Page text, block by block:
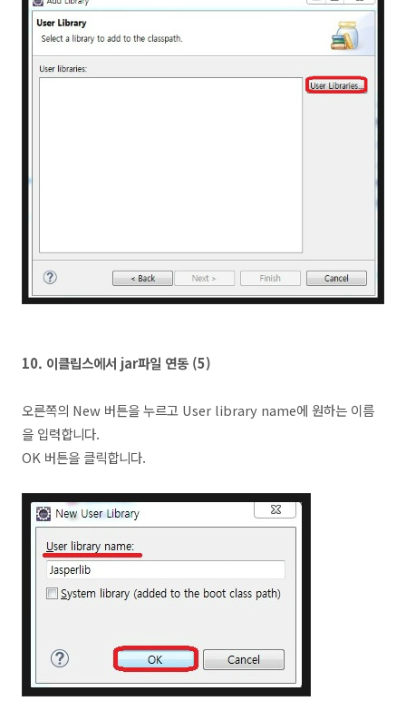
10. 이클립스에서 jar파일 연동 (5)
오른쪽의 New 버튼을 누르고 User library name에 원하는 이름
을 입력합니다.
OK 버튼을 클릭합니다.